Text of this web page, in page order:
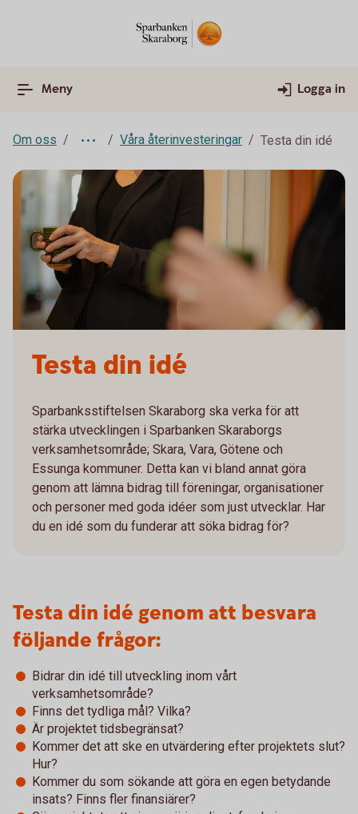
Meny Logga in
Om oss Våra återinvesteringar Testa din idé
Testa din idé
Sparbanksstiftelsen Skaraborg ska verka för att
stärka utvecklingen i Sparbanken Skaraborgs
verksamhetsområde; Skara, Vara, Götene och
Essunga kommuner. Detta kan vi bland annat göra
genom att lämna bidrag till föreningar, organisationer
och personer med goda idéer som just utvecklar. Har
du en idé som du funderar att söka bidrag för?
Testa din idé genom att besvara
följande frågor:
Bidrar din idé till utveckling inom vårt
verksamhetsområde?
Finns det tydliga mål? Vilka?
Är projektet tidsbegränsat?
Kommer det att ske en utvärdering efter projektets slut?
Hur?
Kommer du som sökande att göra en egen betydande
insats? Finns fler finansiärer?